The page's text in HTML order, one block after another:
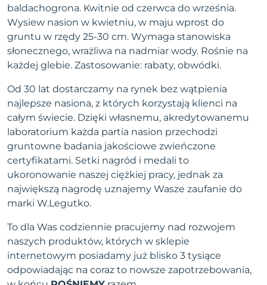
baldachogrona. Kwitnie od czerwca do września.
Wysiew nasion w kwietniu, w maju wprost do
gruntu w rzędy 25-30 cm. Wymaga stanowiska
słonecznego, wrażliwa na nadmiar wody. Rośnie na
każdej glebie. Zastosowanie: rabaty, obwódki.
Od 30 lat dostarczamy na rynek bez wątpienia
najlepsze nasiona, z których korzystają klienci na
całym świecie. Dzięki własnemu, akredytowanemu
laboratorium każda partia nasion przechodzi
gruntowne badania jakościowe zwieńczone
certyfikatami. Setki nagród i medali to
ukoronowanie naszej ciężkiej pracy, jednak za
największą nagrodę uznajemy Wasze zaufanie do
marki W.Legutko.
To dla Was codziennie pracujemy nad rozwojem
naszych produktów, których w sklepie
internetowym posiadamy już blisko 3 tysiące
odpowiadając na coraz to nowsze zapotrzebowania,